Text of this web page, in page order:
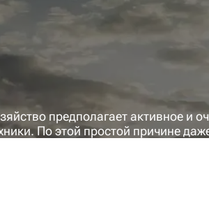
предполагает активное и
По этой простой причине